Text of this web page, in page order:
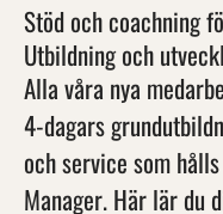
Stöd och coachning
Utbildning och
Alla våra nya
4-dagars
och service som
Manager. Här lär du